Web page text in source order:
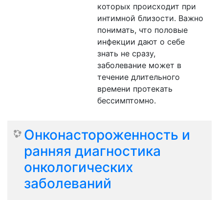
которых происходит при
интимной близости. Важно
понимать, что половые
инфекции дают о себе
знать не сразу,
заболевание может в
течение длительного
времени протекать
бессимптомно.
Онконастороженность и
ранняя диагностика
онкологических
заболеваний